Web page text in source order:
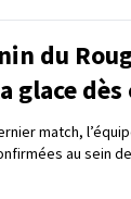
du
glace
match,
au sein